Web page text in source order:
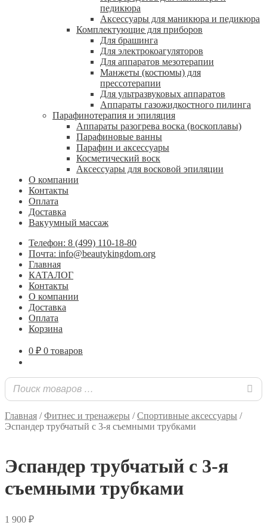
педикюра
Аксессуары для маникюра и педикюра
Комплектующие для приборов
Для брашинга
Для электрокоагуляторов
Для аппаратов мезотерапии
Манжеты (костюмы) для
прессотерапии
Для ультразвуковых аппаратов
Аппараты газожидкостного пилинга
Парафинотерапия и эпиляция
Аппараты разогрева воска (воскоплавы)
Парафиновые ванны
Парафин и аксессуары
Косметический воск
Аксессуары для восковой эпиляции
О компании
Контакты
Оплата
Доставка
Вакуумный массаж
Телефон: 8 (499) 110-18-80
Почта: info@beautykingdom.org
Главная
КАТАЛОГ
Контакты
О компании
Доставка
Оплата
Корзина
0 ₽ 0 товаров
Главная /Фитнес и тренажеры /Спортивные аксессуары /
Эспандер трубчатый с 3-я съемными трубками
Эспандер трубчатый с 3-я
съемными трубками
1 900 ₽